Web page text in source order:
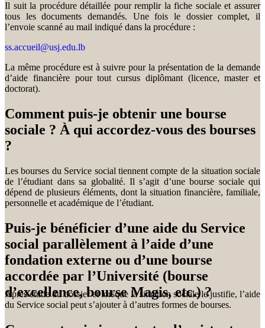
Il suit la procédure détaillée pour remplir la fiche sociale et assurer
tous les documents demandés. Une fois le dossier complet, il
l’envoie scanné au mail indiqué dans la procédure :
ss.accueil@usj.edu.lb
La même procédure est à suivre pour la présentation de la demande
d’aide financière pour tout cursus diplômant (licence, master et
doctorat).
Comment puis-je obtenir une bourse
sociale ? À qui accordez-vous des bourses
?
Les bourses du Service social tiennent compte de la situation sociale
de l’étudiant dans sa globalité. Il s’agit d’une bourse sociale qui
dépend de plusieurs éléments, dont la situation financière, familiale,
personnelle et académique de l’étudiant.
Puis-je bénéficier d’une aide du Service
social parallèlement à l’aide d’une
fondation externe ou d’une bourse
accordée par l’Université (bourse
d’excellence, bourse Magis, etc.) ?
Après étude du dossier et lorsque la situation sociale le justifie, l’aide
du Service social peut s’ajouter à d’autres formes de bourses.